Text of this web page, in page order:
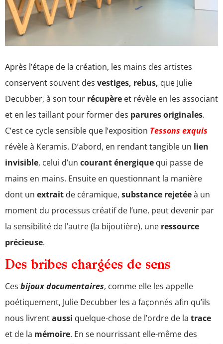
Après l’étape de la création, les mains des artistes
conservent souvent des vestiges, rebus, que Julie
Decubber, à son tour récupère et révèle en les associant
et en les taillant pour former des parures originales.
C’est ce cycle sensible que l’exposition Tessons exquis
révèle à Keramis. D’abord, en rendant tangible un lien
invisible, celui d’un courant énergique qui passe de
mains en mains. Ensuite en questionnant la manière
dont un extrait de céramique, substance rejetéeà un
moment du processus créatif de l’une, peut devenir par
la sensibilité de l’autre (la bijoutière), une ressource
précieuse.
Des bribes chargées de sens
Ces bijoux documentaires, comme elle les appelle
poétiquement, Julie Decubber les a façonnés afin qu’ils
nous livrentaussi quelque-chose de l’ordre de la trace
et de la mémoire. En se nourrissant elle-même des